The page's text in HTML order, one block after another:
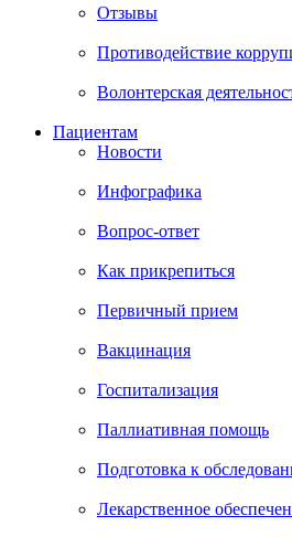
Отзывы
Противодействие
Волонтерская
Пациентам
Новости
Инфографика
Вопрос-ответ
Как прикрепиться
Первичный прием
Вакцинация
Госпитализация
Паллиативная помощь
Подготовка к
Лекарственное